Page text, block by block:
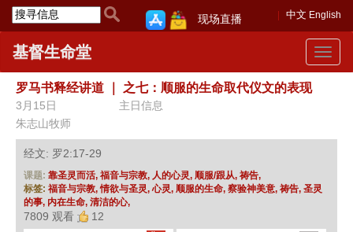
中文 English
现场直播
Toggle
基督生命堂
罗马书释经讲道 之七：顺服的生命取代仪文的表现
3月15日
主日信息
朱志山牧师
经文: 罗2:17-29
课题: 靠圣灵而活, 福音与宗教, 人的心灵, 顺服/跟从, 祷告,
标签: 福音与宗教,情欲与圣灵,心灵, 顺服的生命, 察验神美意, 祷告, 圣灵
的事, 内在生命, 清洁的心,
7809 观看
12